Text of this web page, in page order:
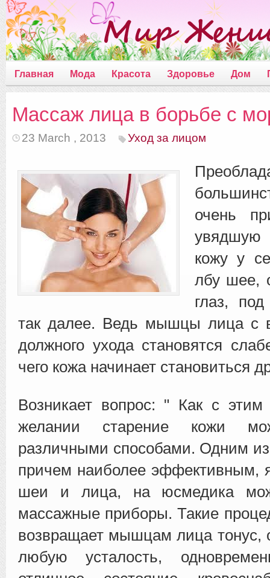
Главная Мода Красота Здоровье Дом
Массаж лица в борьбе с
23 March , 2013 Уход за лицом
очень
кожу у
лбу шее,
глаз,
так далее. Ведь мышцы лица с
должного ухода становятся
чего кожа начинает становиться
Возникает вопрос: " Как с этим
желании старение кожи
различными способами. Одним из
причем наиболее эффективным,
шеи и лица, на юсмедика
массажные приборы. Такие
возвращает мышцам лица тонус,
любую усталость,